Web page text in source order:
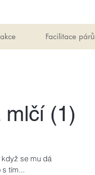
Facilitace párů
(1)
když se mu dá
s tím...